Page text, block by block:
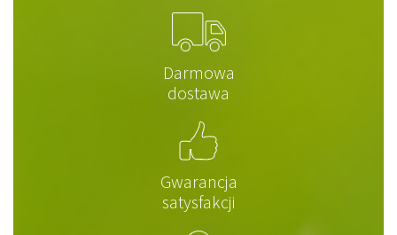
Darmowa
dostawa
Gwarancja
satysfakcji